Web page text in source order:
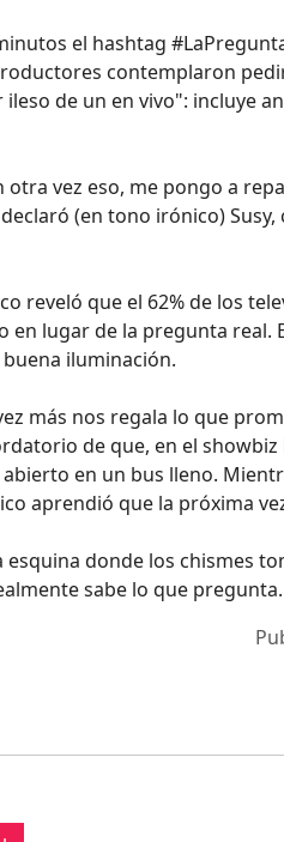
el hashtag
contemplaron
de un en vivo": incluye
otra vez eso, me pongo a
(en tono irónico)
reveló que el 62% de los
lugar de la pregunta real.
iluminación.
más nos regala lo que
de que, en el
en un bus lleno.
aprendió que la próxima
donde los chismes
sabe lo que pregunta.